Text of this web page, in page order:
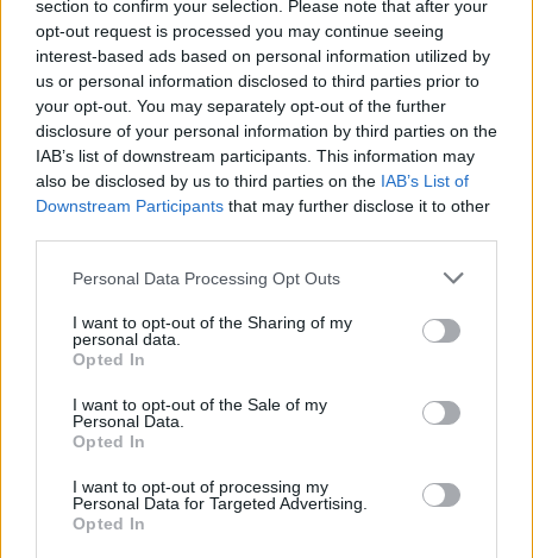
section to confirm your selection. Please note that after your
opt-out request is processed you may continue seeing
interest-based ads based on personal information utilized by
us or personal information disclosed to third parties prior to
your opt-out. You may separately opt-out of the further
disclosure of your personal information by third parties on the
IAB’s list of downstream participants. This information may
also be disclosed by us to third parties on the IAB’s List of
Downstream Participants that may further disclose it to other
Personal Data Processing Opt Outs
I want to opt-out of the Sharing of my
personal data.
Opted In
I want to opt-out of the Sale of my
Personal Data.
Opted In
I want to opt-out of processing my
Personal Data for Targeted Advertising.
Opted In
In evidenza
00:00 01:16